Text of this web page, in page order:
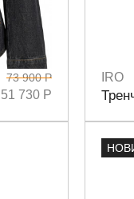
73 900 Р
51 730 Р
IRO